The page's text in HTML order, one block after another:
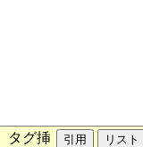
タグ挿